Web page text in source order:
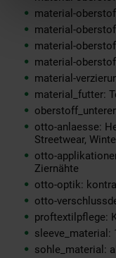
material-
material-
material-
material-
material-
material_futter:
otto-anlaesse:
Streetwear,
otto-
Ziernähte
otto-optik:
otto-
proftextilpflege:
sleeve_material:
sohle_material: